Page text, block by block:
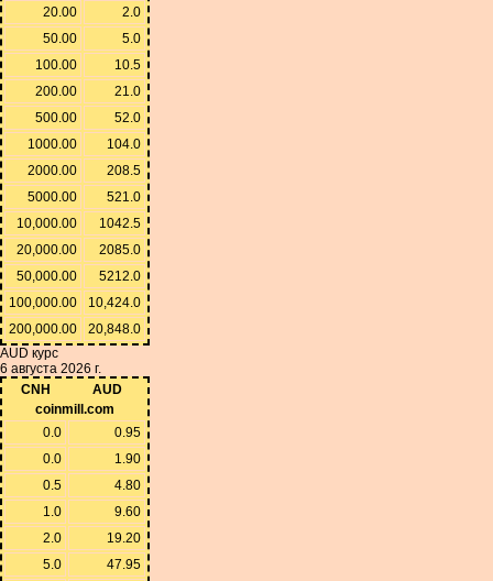
20.00
2.0
50.00
5.0
100.00
10.5
200.00
21.0
500.00
52.0
1000.00
104.0
2000.00
208.5
5000.00
521.0
10,000.00
1042.5
20,000.00
2085.0
50,000.00
5212.0
100,000.00
10,424.0
200,000.00
20,848.0
AUD курс
6 августа 2026 г.
CNH
AUD
coinmill.com
0.0
0.95
0.0
1.90
0.5
4.80
1.0
9.60
2.0
19.20
5.0
47.95